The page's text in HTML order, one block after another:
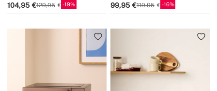
104,95 129,95 19 99,95 119,95 16